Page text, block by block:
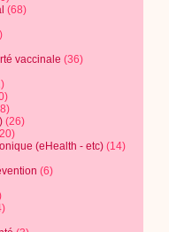
(68)
vaccinale (36)
(26)
(eHealth - etc) (14)
(6)